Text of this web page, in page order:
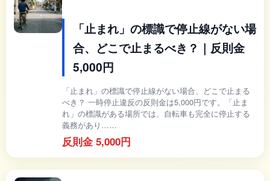
「止まれ」の標識で停止線がない場
合、どこで止まるべき？｜反則金
5,000円
「止まれ」の標識で停止線がない場合、どこで止まる
べき？ 一時停止違反の反則金は5,000円です。「止ま
れ」の標識がある場所では、自転車も完全に停止する
義務があり……
反則金 5,000円